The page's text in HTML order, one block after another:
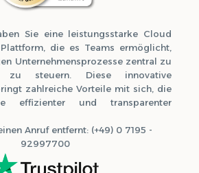
Sie eine leistungsstarke Cloud
Plattform, die es Teams ermöglicht,
Unternehmensprozesse zentral zu
zu steuern. Diese innovative
zahlreiche Vorteile mit sich, die
effizienter und transparenter
Anruf entfernt: (+49) 0 7195 -
92997700